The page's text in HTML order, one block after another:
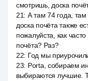
смотришь, доска
21: А там 74 года,
доска почёта также
пожалуйста, как
почёта? Раз?
22: Год мы
23: Porta, собираем
выбираются лучшие.